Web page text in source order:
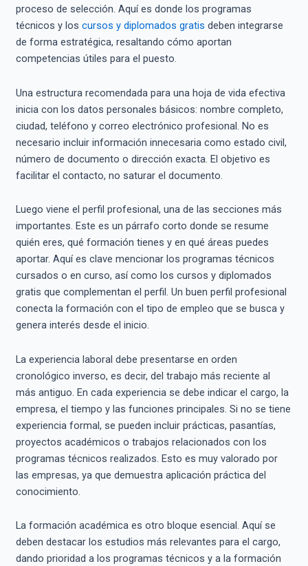
proceso de selección. Aquí es donde los programas
técnicos y los cursos y diplomados gratis deben integrarse
de forma estratégica, resaltando cómo aportan
competencias útiles para el puesto.
Una estructura recomendada para una hoja de vida efectiva
inicia con los datos personales básicos: nombre completo,
ciudad, teléfono y correo electrónico profesional. No es
necesario incluir información innecesaria como estado civil,
número de documento o dirección exacta. El objetivo es
facilitar el contacto, no saturar el documento.
Luego viene el perfil profesional, una de las secciones más
importantes. Este es un párrafo corto donde se resume
quién eres, qué formación tienes y en qué áreas puedes
aportar. Aquí es clave mencionar los programas técnicos
cursados o en curso, así como los cursos y diplomados
gratis que complementan el perfil. Un buen perfil profesional
conecta la formación con el tipo de empleo que se busca y
genera interés desde el inicio.
La experiencia laboral debe presentarse en orden
cronológico inverso, es decir, del trabajo más reciente al
más antiguo. En cada experiencia se debe indicar el cargo, la
empresa, el tiempo y las funciones principales. Si no se tiene
experiencia formal, se pueden incluir prácticas, pasantías,
proyectos académicos o trabajos relacionados con los
programas técnicos realizados. Esto es muy valorado por
las empresas, ya que demuestra aplicación práctica del
conocimiento.
La formación académica es otro bloque esencial. Aquí se
deben destacar los estudios más relevantes para el cargo,
dando prioridad a los programas técnicos y a la formación